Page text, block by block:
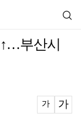
부산시
가 가